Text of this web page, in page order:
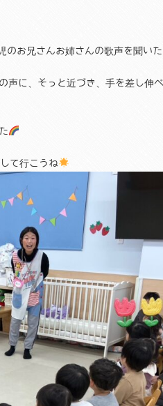
お兄さんお姉さんの歌声を聞い
声に、そっと近づき、手を差し伸
て行こうね